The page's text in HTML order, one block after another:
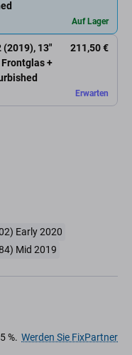
(2019), 13"
Frontglas +
211,50 €
Erwarten
Auf Lager
Early 2020
Mid 2019
%. Werden Sie FixPartner